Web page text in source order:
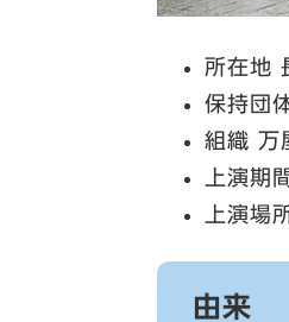
所在地
保持団
組織 万
上演期
上演場
由来